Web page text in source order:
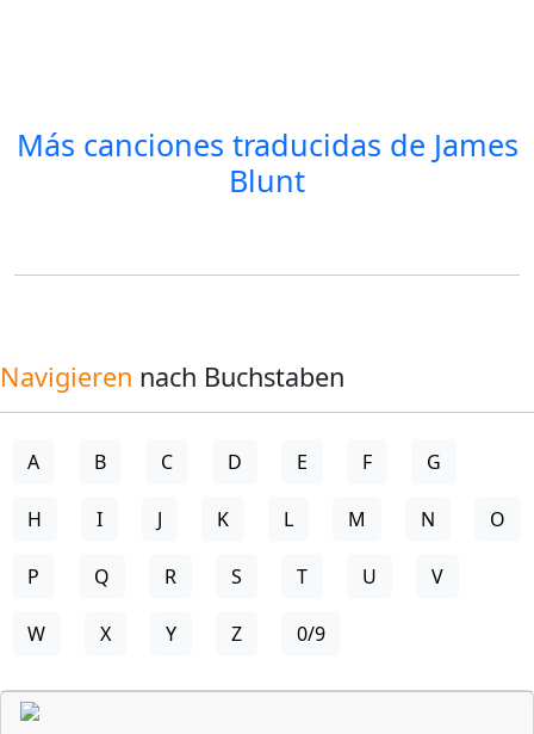
Más canciones traducidas de James
Blunt
Navigieren nach Buchstaben
A B C D E F G
H I J K L M N O
P Q R S T U V
W X Y Z 0/9